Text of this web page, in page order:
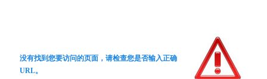
没有找到您要访问的页面，请检查您是否输入正确
URL。